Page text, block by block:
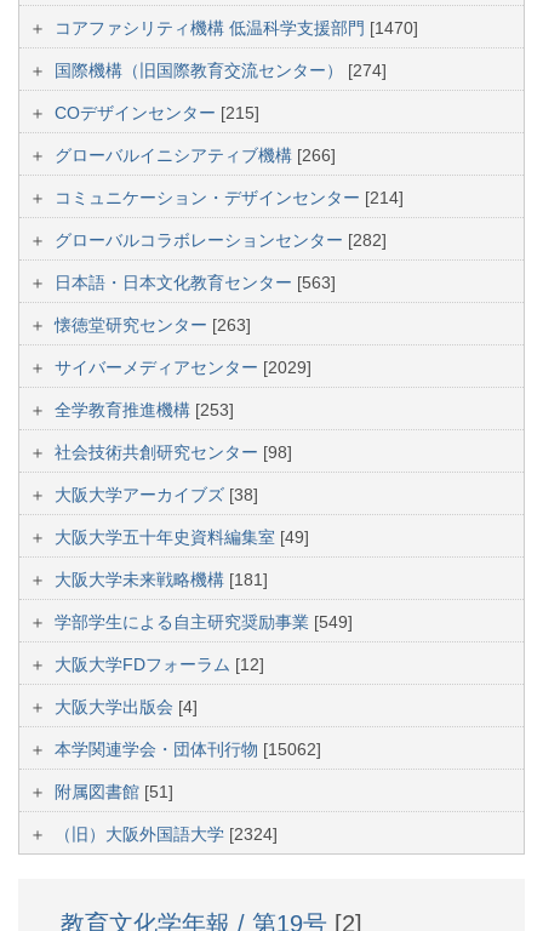
コアファシリティ機構 低温科学支援部門 [1470]
国際機構（旧国際教育交流センター） [274]
COデザインセンター [215]
グローバルイニシアティブ機構 [266]
コミュニケーション・デザインセンター [214]
グローバルコラボレーションセンター [282]
日本語・日本文化教育センター [563]
懐徳堂研究センター [263]
サイバーメディアセンター [2029]
全学教育推進機構 [253]
社会技術共創研究センター [98]
大阪大学アーカイブズ [38]
大阪大学五十年史資料編集室 [49]
大阪大学未来戦略機構 [181]
学部学生による自主研究奨励事業 [549]
大阪大学FDフォーラム [12]
大阪大学出版会 [4]
本学関連学会・団体刊行物 [15062]
附属図書館 [51]
（旧）大阪外国語大学 [2324]
教育文化学年報 / 第19号 [2]